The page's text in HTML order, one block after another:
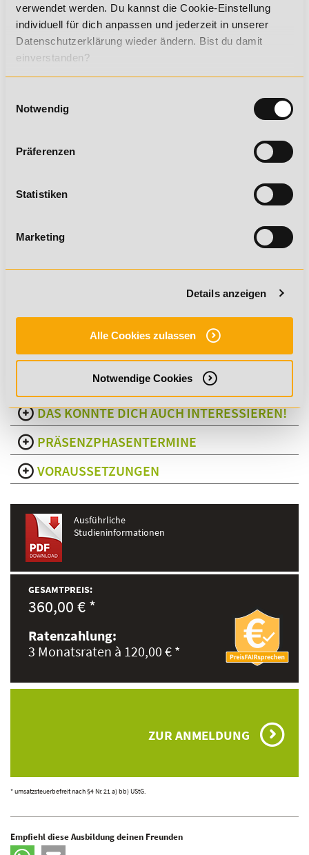
verwendet werden. Du kannst die Cookie-Einstellung
individuell für dich anpassen und jederzeit in unserer
Datenschutzerklärung wieder ändern. Bist du damit
einverstanden?
Notwendig
Präferenzen
Statistiken
Marketing
Details anzeigen
Alle Cookies zulassen
Notwendige Cookies
FÖRDERUNG
LEHRPLAN
DEINE VORTEILE DER WEITERBILDUNG
ZUM FACHBERATER FÜR ERNÄHRUNG IN DER
DEIN ZERTIFIKAT
Du erwirbst eine hochwertige Qualifikation, die dir viele
Türen öffnen kann:
branchenanerkannter Abschluss
Zertifikat mit unbegrenzter Gültigkeit
Verbänden
DAS KÖNNTE DICH AUCH INTERESSIEREN!
PRÄSENZPHASENTERMINE
VORAUSSETZUNGEN
Ausführliche
Studieninformationen
GESAMTPREIS:
360,00 € *
Ratenzahlung:
3 Monatsraten à 120,00 € *
ZUR ANMELDUNG
* umsatzsteuerbefreit nach §4 Nr. 21 a) bb) UStG.
Empfiehl diese Ausbildung deinen Freunden